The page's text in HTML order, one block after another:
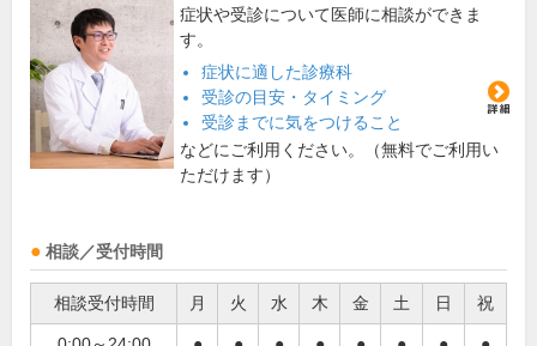
症状や受診について医師に相談ができま
す。
症状に適した診療科
受診の目安・タイミング
受診までに気をつけること
などにご利用ください。（無料でご利用い
ただけます）
相談／受付時間
相談受付時間 月 火 水 木 金 土 日 祝